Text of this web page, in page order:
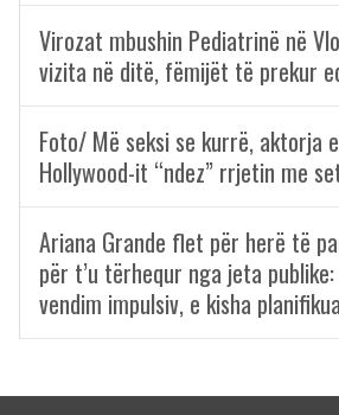
Virozat mbushin Pediatrinë në
vizita në ditë, fëmijët të prekur
Foto/ Më seksi se kurrë, aktorja
Hollywood-it “ndez” rrjetin me
Ariana Grande flet për herë të
për t’u tërhequr nga jeta
vendim impulsiv, e kisha